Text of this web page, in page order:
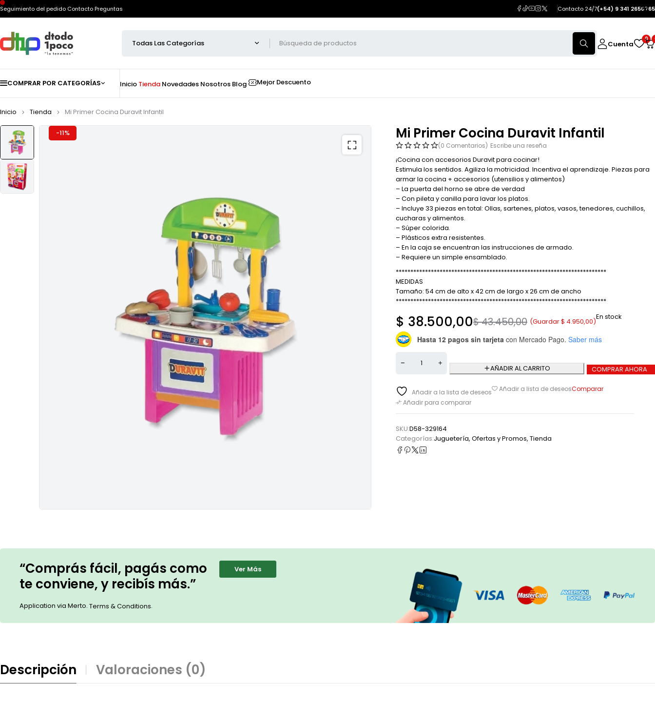
Seguimiento del pedido ContactoPreguntas Contacto 24/7(+54) 9 341 2650765
Cuenta
0
COMPRAR POR CATEGORÍAS Inicio Tienda Novedades Nosotros Blog Mejor Descuento
Inicio Tienda Mi Primer Cocina Duravit Infantil
-11% Mi Primer Cocina Duravit Infantil
(0 Comentarios) Escribe una reseña
¡Cocina con accesorios Duravit para cocinar!
Estimula los sentidos. Agiliza la motricidad. Incentiva el aprendizaje. Piezas para
armar la cocina + accesorios (utensilios y alimentos)
– La puerta del horno se abre de verdad
– Con pileta y canilla para lavar los platos.
– Incluye 33 piezas en total: Ollas, sartenes, platos, vasos, tenedores, cuchillos,
cucharas y alimentos.
– Súper colorida.
– Plásticos extra resistentes.
– En la caja se encuentran las instrucciones de armado.
– Requiere un simple ensamblado.
************************************************************************
MEDIDAS
Tamaño: 54 cm de alto x 42 cm de largo x 26 cm de ancho
************************************************************************
$43.450,00
$ 38.500,00 (Guardar$ 4.950,00)
En stock
Hasta 12 pagos sin tarjeta con Mercado Pago. Saber más
AÑADIR AL CARRITO COMPRAR AHORA
Añadir a la lista de deseos Añadir a lista de deseosComparar
Añadir para comparar
SKU:D58-329164
Categorías:Juguetería, Ofertas y Promos, Tienda
“Comprás fácil, pagás como
te conviene, y recibís más.”
Application via Merto. Terms & Conditions.
Ver Más
Descripción Valoraciones (0)